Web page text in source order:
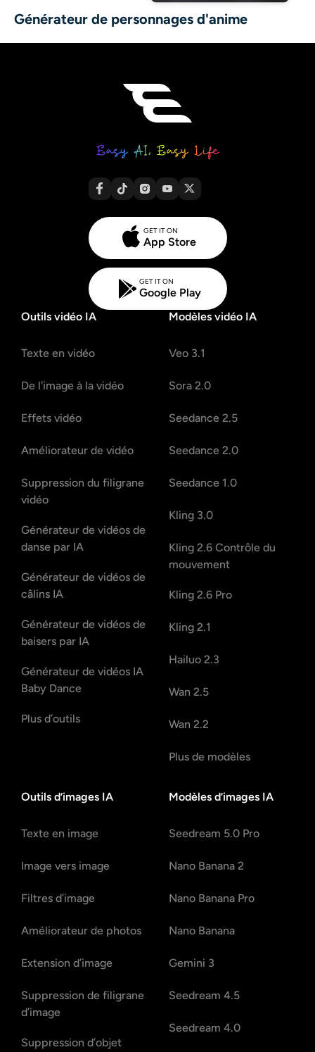
Générateur de personnages d'anime
GET IT ON
App Store
GET IT ON
Google Play
Outils vidéo IA
Texte en vidéo
De l'image à la vidéo
Effets vidéo
Améliorateur de vidéo
Suppression du filigrane
vidéo
Générateur de vidéos de
danse par IA
Générateur de vidéos de
câlins IA
Générateur de vidéos de
baisers par IA
Générateur de vidéos IA
Baby Dance
Plus d’outils
Modèles vidéo IA
Veo 3.1
Sora 2.0
Seedance 2.5
Seedance 2.0
Seedance 1.0
Kling 3.0
Kling 2.6 Contrôle du
mouvement
Kling 2.6 Pro
Kling 2.1
Hailuo 2.3
Wan 2.5
Wan 2.2
Plus de modèles
Outils d’images IA
Texte en image
Image vers image
Filtres d’image
Améliorateur de photos
Extension d’image
Suppression de filigrane
d’image
Suppression d’objet
Modèles d’images IA
Seedream 5.0 Pro
Nano Banana 2
Nano Banana Pro
Nano Banana
Gemini 3
Seedream 4.5
Seedream 4.0